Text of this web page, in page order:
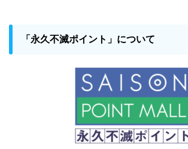
「永久不滅ポイント」について